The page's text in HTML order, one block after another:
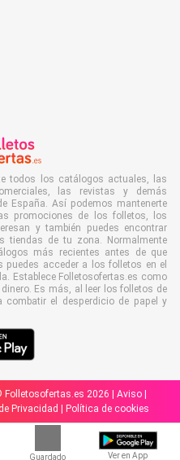
Guardado Ver en App
todos los catálogos actuales, las
las revistas y demás
España. Así podemos mantenerte
promociones de los folletos, los
y también puedes encontrar
tiendas de tu zona. Normalmente
más recientes antes de que
puedes acceder a los folletos en el
Establece Folletosofertas.es como
Es más, al leer los folletos de
combatir el desperdicio de papel y
2026 | Aviso|
Privacidad Política de cookies